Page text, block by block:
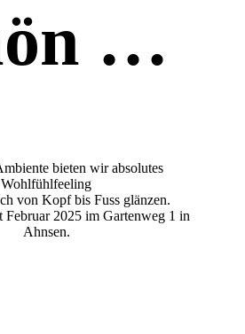
…
bieten wir absolutes
Wohlfühlfeeling
von Kopf bis Fuss glänzen.
Februar 2025 im Gartenweg 1 in
Ahnsen.